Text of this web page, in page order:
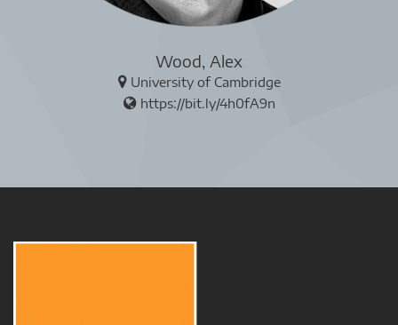
Wood, Alex
University of Cambridge
https://bit.ly/4h0fA9n